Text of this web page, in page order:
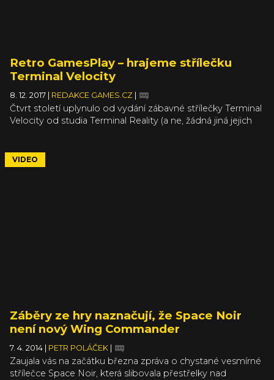
Retro GamesPlay – hrajeme střílečku
Terminal Velocity
8. 12. 2017 REDAKCE GAMES.CZ
Čtvrt století uplynulo od vydání zábavné střílečky Terminal
Velocity od studia Terminal Reality (a ne, žádná jiná jejich
dneška nešlo o nic přelomového, ale kdo si v roce 1995
Terminal Velocity pustil, nejspíš vám řekne, že to byla
VIDEO
Záběry ze hry naznačují, že Space Noir
není nový Wing Commander
7. 4. 2014 PETR POLÁČEK
Zaujala vás na začátku března zpráva o chystané vesmírné
střílečce Space Noir, která slibovala přestřelky nad